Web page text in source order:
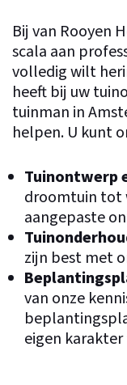
Bij van Rooyen
scala aan
volledig wilt
heeft bij uw
tuinman in
helpen. U kunt
Tuinontwerp
droomtuin tot
aangepaste
zijn best met
van onze
eigen karakter